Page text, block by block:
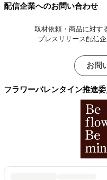
配信企業へのお問い合わせ
取材依頼・商品に対す
プレスリリース配信
お問
フラワーバレンタイン推進